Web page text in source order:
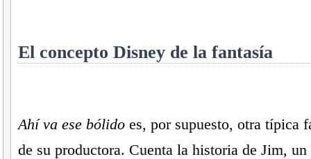
El concepto Disney de la fantasía
Ahí va ese bólidoes, por supuesto, otra típica
de su productora. Cuenta la historia de Jim,